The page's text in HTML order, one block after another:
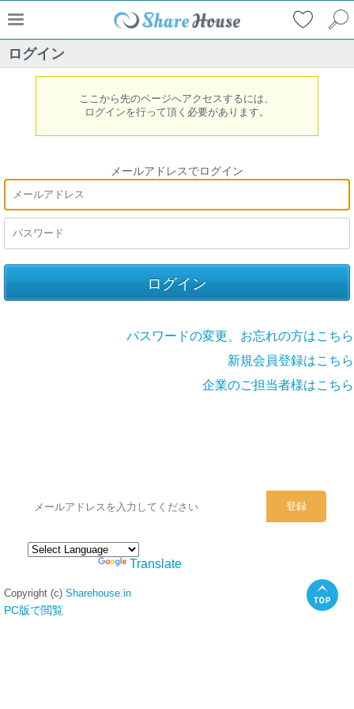
ログイン
ここから先のページへアクセスするには、
ログインを行って頂く必要があります。
メールアドレスでログイン
パスワードの変更、お忘れの方はこちら
新規会員登録はこちら
企業のご担当者様はこちら
Translate
Copyright (c) Sharehouse.in
PC版で閲覧